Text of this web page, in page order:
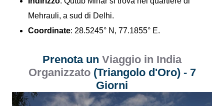
Mehrauli, a sud di Delhi.
Coordinate: 28.5245° N, 77.1855° E.
Prenota un Viaggio in India
Organizzato(Triangolo d'Oro) - 7
Giorni